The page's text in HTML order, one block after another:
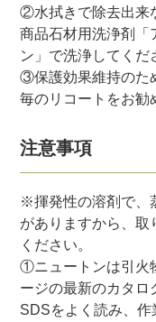
②水拭きで除去出来
商品石材用洗浄剤「
ン」で洗浄してくだ
③保護効果維持のた
毎のリコートをお勧
注意事項
※揮発性の溶剤で、
がありますから、取
ください。
①ニュートンは引火
ージの最新のカタロ
SDSをよく読み、